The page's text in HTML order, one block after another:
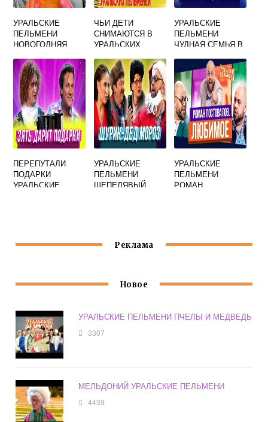
УРАЛЬСКИЕ
ПЕЛЬМЕНИ
НОВОГОДНЯЯ
ЧЬИ ДЕТИ
СНИМАЮТСЯ В
УРАЛЬСКИХ
УРАЛЬСКИЕ
ПЕЛЬМЕНИ
ЧУДНАЯ СЕМЬЯ В
ПЕРЕПУТАЛИ
ПОДАРКИ
УРАЛЬСКИЕ
УРАЛЬСКИЕ
ПЕЛЬМЕНИ
ШЕПЕЛЯВЫЙ
УРАЛЬСКИЕ
ПЕЛЬМЕНИ
РОМАН
Реклама
Новое
УРАЛЬСКИЕ ПЕЛЬМЕНИ ПЧЕЛЫ И МЕДВЕДЬ
3307
МЕЛЬДОНИЙ УРАЛЬСКИЕ ПЕЛЬМЕНИ
4439